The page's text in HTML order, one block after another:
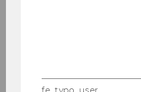
Sebastian Beer, PhD,
Francois Barreau, PhD,
fe_typo_user